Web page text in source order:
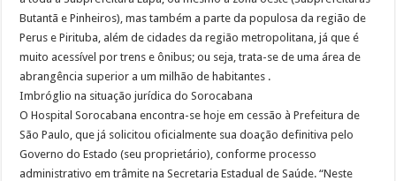
Butantã e Pinheiros), mas também a parte da populosa da região de
Perus e Pirituba, além de cidades da região metropolitana, já que é
muito acessível por trens e ônibus; ou seja, trata-se de uma área de
abrangência superior a um milhão de habitantes .
Imbróglio na situação jurídica do Sorocabana
O Hospital Sorocabana encontra-se hoje em cessão à Prefeitura de
São Paulo, que já solicitou oficialmente sua doação definitiva pelo
Governo do Estado (seu proprietário), conforme processo
administrativo em trâmite na Secretaria Estadual de Saúde. “Neste